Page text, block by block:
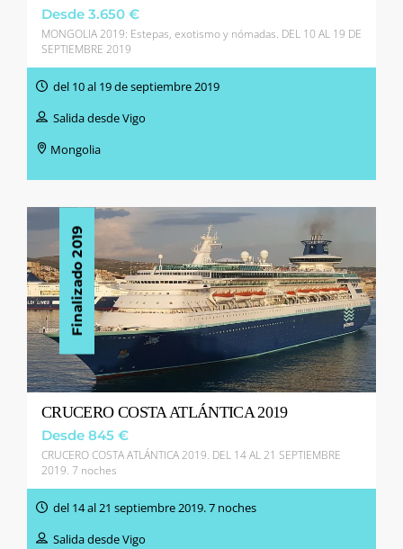
Desde 3.650 €
MONGOLIA 2019: Estepas, exotismo y nómadas. DEL 10 AL 19 DE
SEPTIEMBRE 2019
del 10 al 19 de septiembre 2019
Salida desde Vigo
Mongolia
Finalizado 2019
CRUCERO COSTA ATLÁNTICA 2019
Desde 845 €
CRUCERO COSTA ATLÁNTICA 2019. DEL 14 AL 21 SEPTIEMBRE
2019. 7 noches
del 14 al 21 septiembre 2019. 7 noches
Salida desde Vigo